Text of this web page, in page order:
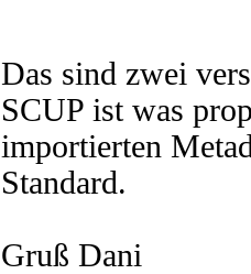
Das sind zwei
SCUP ist was
importierten
Standard.
Gruß Dani